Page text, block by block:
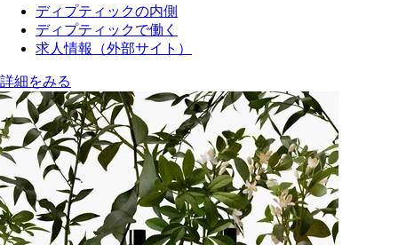
ディプティックの内側
ディプティックで働く
求人情報（外部サイト）
詳細をみる